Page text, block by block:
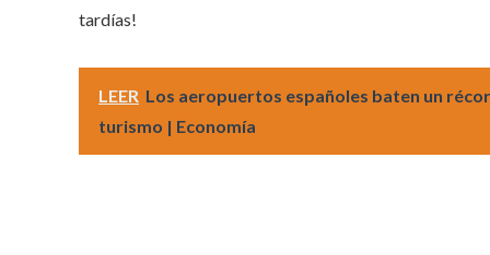
tardías!
LEER Los aeropuertos españoles baten un
turismo | Economía